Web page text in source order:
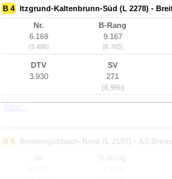
B 4 Itzgrund-Kaltenbrunn-Süd (L 2278) -
Nr.
6.169
(3.486)
B-Rang
9.167
(6.765)
DTV
3.930
SV
271
(6,9%)
Infos...
B 4 Breitengüßbach-Nord (L 2197) - AS